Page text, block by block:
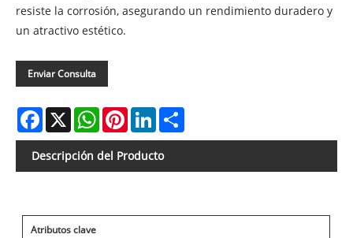
resiste la corrosión, asegurando un rendimiento duradero y
un atractivo estético.
Enviar Consulta
Facebook
X WhatsAppPinterestLinkedIn
Descripción del Producto
Atributos clave